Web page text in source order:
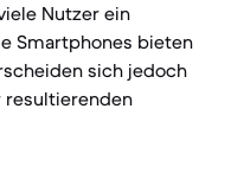
Nutzer ein
Smartphones bieten
sich jedoch
resultierenden